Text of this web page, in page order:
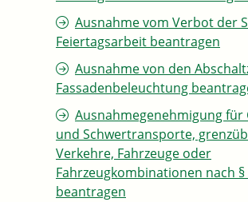
Ausnahme vom Verbot der
Feiertagsarbeit beantragen
Ausnahme von den
Fassadenbeleuchtung
Ausnahmegenehmigung
und Schwertransporte,
Verkehre, Fahrzeuge oder
Fahrzeugkombinationen nach §
beantragen